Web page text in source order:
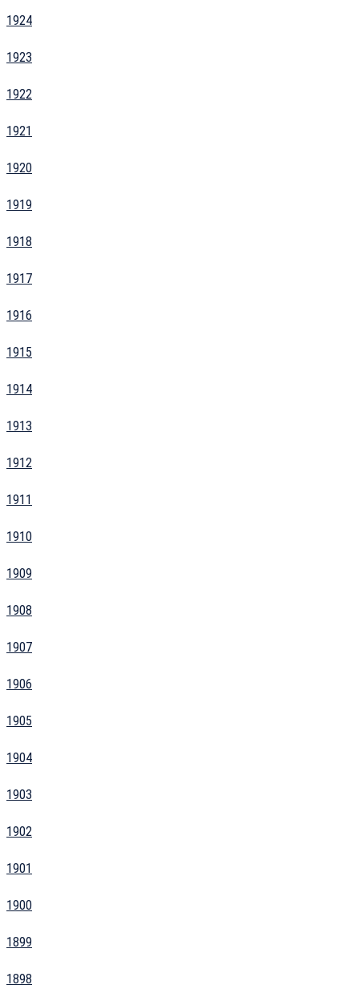
1924
1923
1922
1921
1920
1919
1918
1917
1916
1915
1914
1913
1912
1911
1910
1909
1908
1907
1906
1905
1904
1903
1902
1901
1900
1899
1898